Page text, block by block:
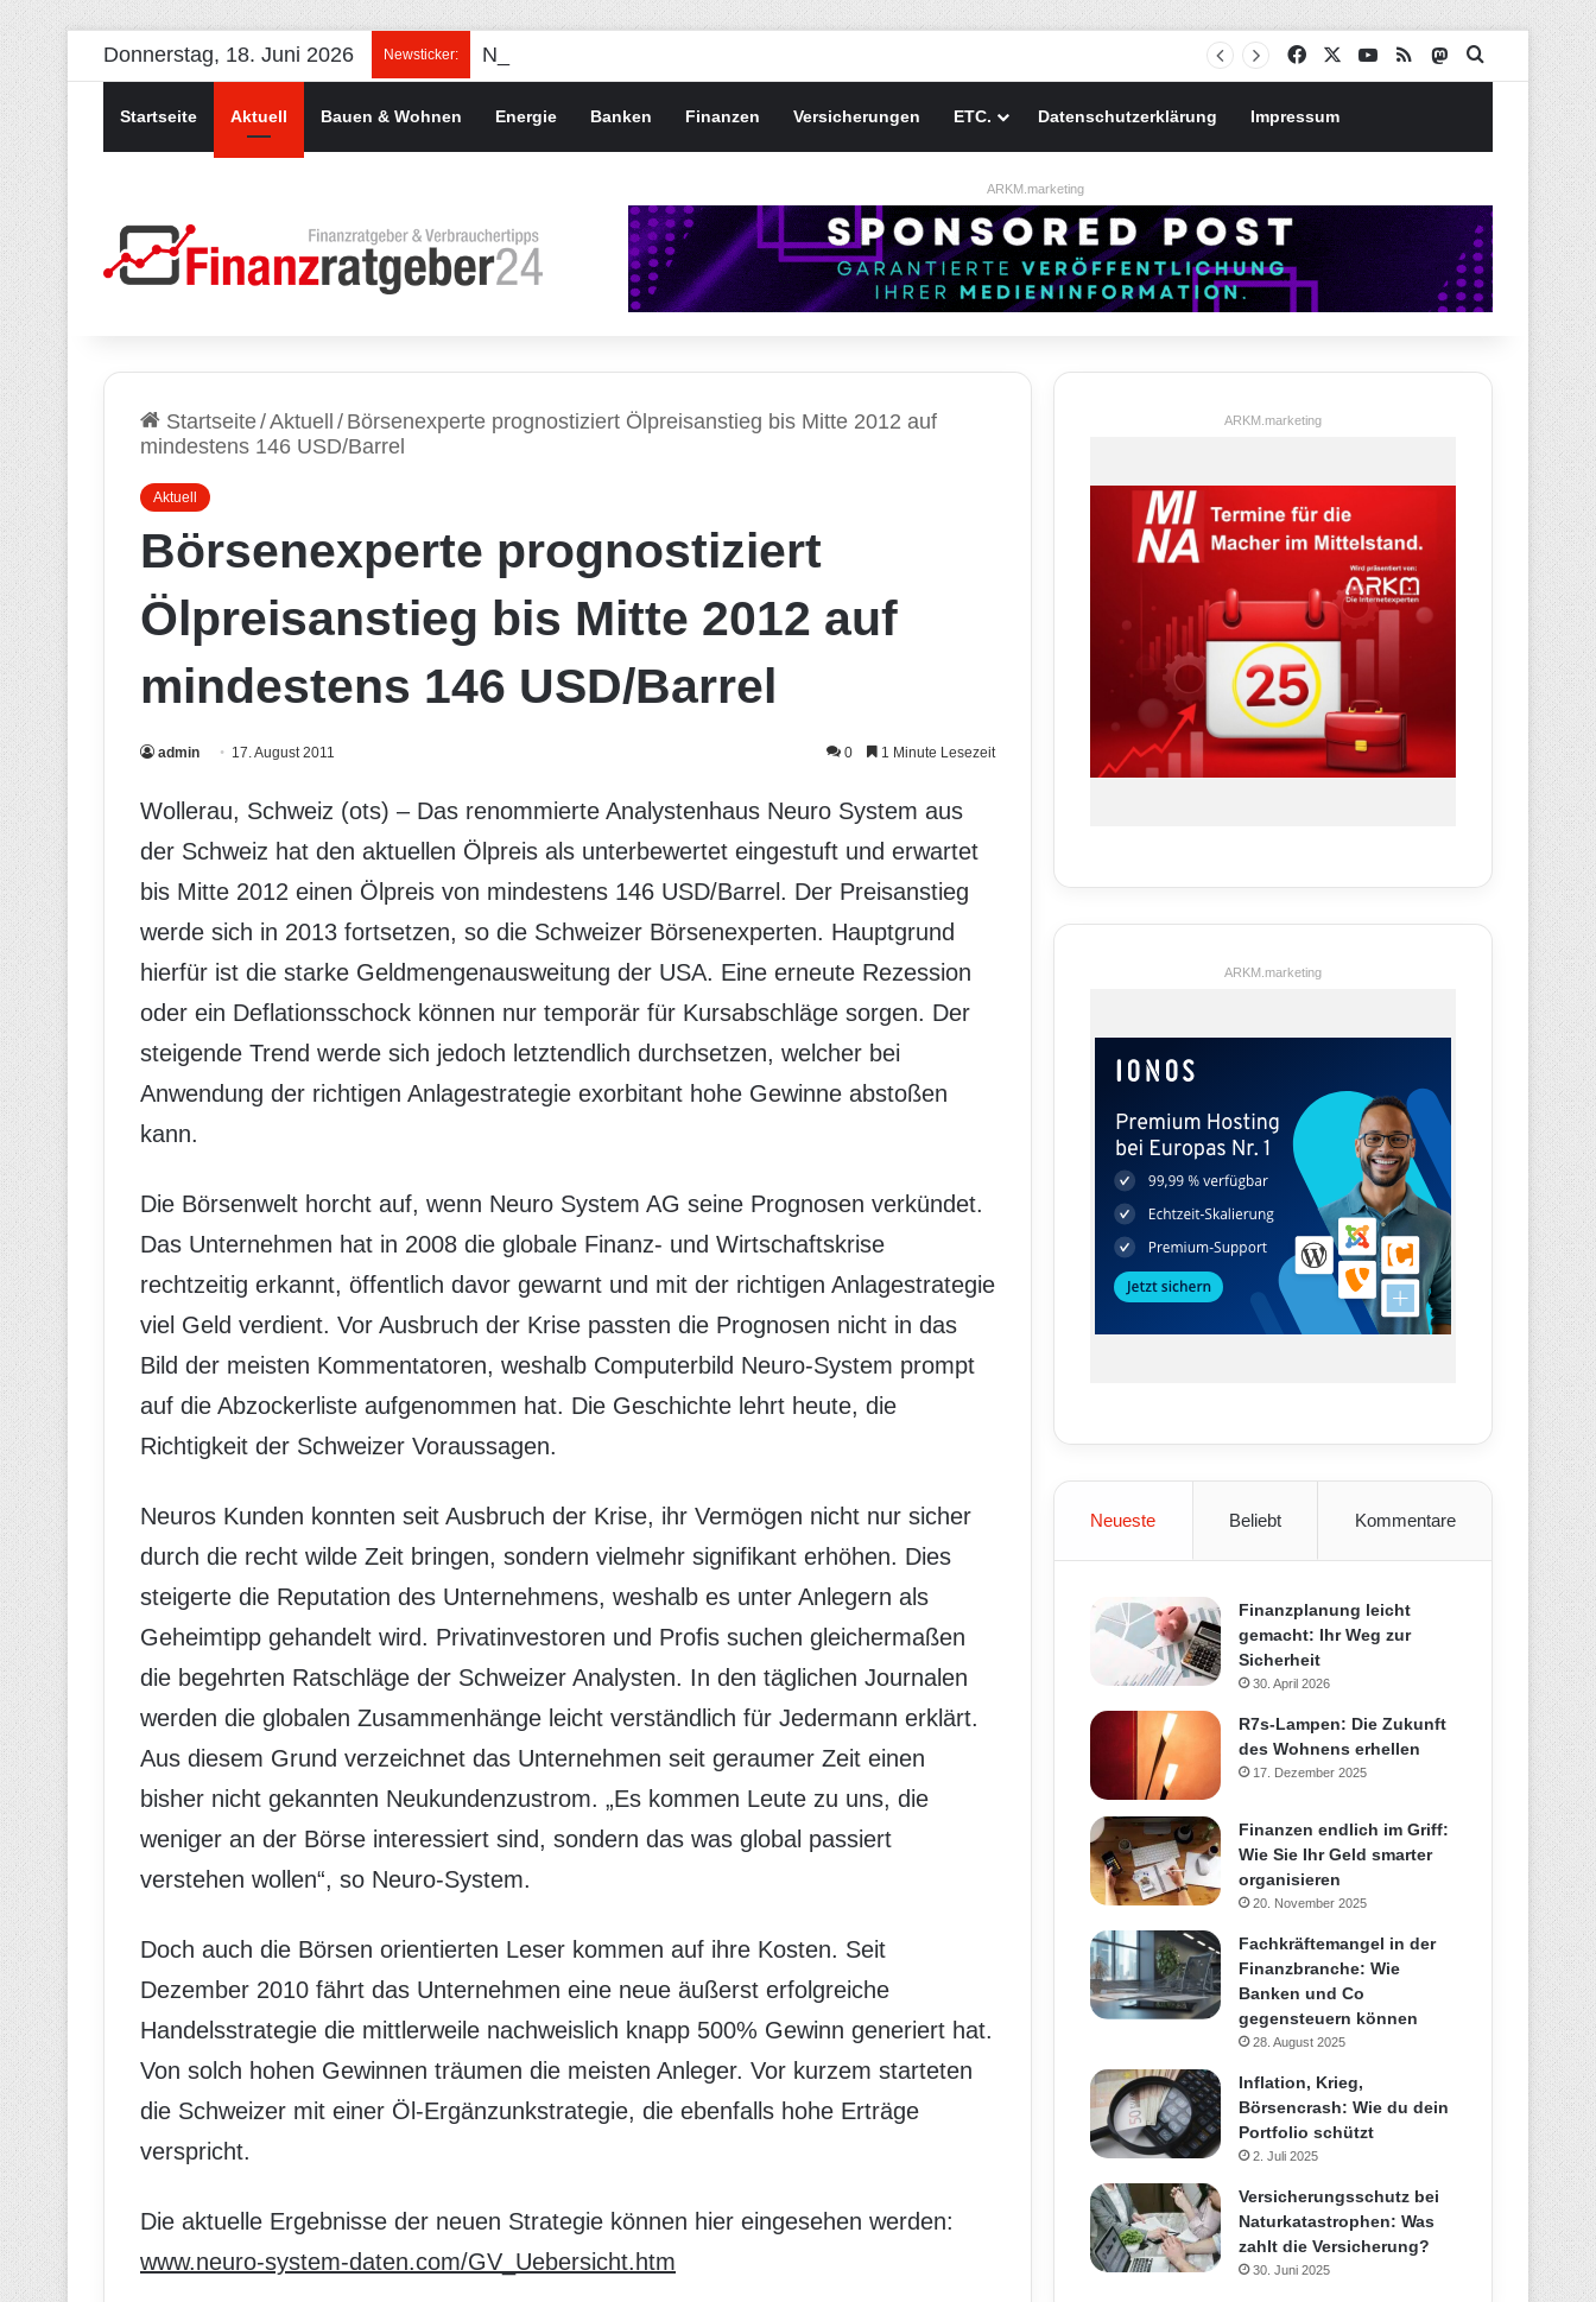
Donnerstag, 18. Juni 2026 Newsticker: Facebook YouTube
RSS MastodonSuchen nach
Startseite Aktuell Bauen & Wohnen Energie Banken Finanzen Versicherungen ETC. Datenschutzerklärung Impressum
ARKM.marketing
Startseite/Aktuell / Börsenexperte prognostiziert Ölpreisanstieg bis Mitte 2012 auf
mindestens 146 USD/Barrel
Aktuell
Börsenexperte prognostiziert
Ölpreisanstieg bis Mitte 2012 auf
mindestens 146 USD/Barrel
admin 17. August 2011 0 1 Minute Lesezeit
Wollerau, Schweiz (ots) – Das renommierte Analystenhaus Neuro System aus
der Schweiz hat den aktuellen Ölpreis als unterbewertet eingestuft und erwartet
bis Mitte 2012 einen Ölpreis von mindestens 146 USD/Barrel. Der Preisanstieg
werde sich in 2013 fortsetzen, so die Schweizer Börsenexperten. Hauptgrund
hierfür ist die starke Geldmengenausweitung der USA. Eine erneute Rezession
oder ein Deflationsschock können nur temporär für Kursabschläge sorgen. Der
steigende Trend werde sich jedoch letztendlich durchsetzen, welcher bei
Anwendung der richtigen Anlagestrategie exorbitant hohe Gewinne abstoßen
kann.
Die Börsenwelt horcht auf, wenn Neuro System AG seine Prognosen verkündet.
Das Unternehmen hat in 2008 die globale Finanz- und Wirtschaftskrise
rechtzeitig erkannt, öffentlich davor gewarnt und mit der richtigen Anlagestrategie
viel Geld verdient. Vor Ausbruch der Krise passten die Prognosen nicht in das
Bild der meisten Kommentatoren, weshalb Computerbild Neuro-System prompt
auf die Abzockerliste aufgenommen hat. Die Geschichte lehrt heute, die
Richtigkeit der Schweizer Voraussagen.
Neuros Kunden konnten seit Ausbruch der Krise, ihr Vermögen nicht nur sicher
durch die recht wilde Zeit bringen, sondern vielmehr signifikant erhöhen. Dies
steigerte die Reputation des Unternehmens, weshalb es unter Anlegern als
Geheimtipp gehandelt wird. Privatinvestoren und Profis suchen gleichermaßen
die begehrten Ratschläge der Schweizer Analysten. In den täglichen Journalen
werden die globalen Zusammenhänge leicht verständlich für Jedermann erklärt.
Aus diesem Grund verzeichnet das Unternehmen seit geraumer Zeit einen
bisher nicht gekannten Neukundenzustrom. „Es kommen Leute zu uns, die
weniger an der Börse interessiert sind, sondern das was global passiert
verstehen wollen“, so Neuro-System.
Doch auch die Börsen orientierten Leser kommen auf ihre Kosten. Seit
Dezember 2010 fährt das Unternehmen eine neue äußerst erfolgreiche
Handelsstrategie die mittlerweile nachweislich knapp 500% Gewinn generiert hat.
Von solch hohen Gewinnen träumen die meisten Anleger. Vor kurzem starteten
die Schweizer mit einer Öl-Ergänzunkstrategie, die ebenfalls hohe Erträge
verspricht.
Die aktuelle Ergebnisse der neuen Strategie können hier eingesehen werden:
www.neuro-system-daten.com/GV_Uebersicht.htm
ARKM.marketing
ARKM.marketing
Neueste Beliebt Kommentare
Finanzplanung leicht
gemacht: Ihr Weg zur
Sicherheit
30. April 2026
R7s-Lampen: Die Zukunft
des Wohnens erhellen
17. Dezember 2025
Finanzen endlich im Griff:
Wie Sie Ihr Geld smarter
organisieren
20. November 2025
Fachkräftemangel in der
Finanzbranche: Wie
Banken und Co
gegensteuern können
28. August 2025
Inflation, Krieg,
Börsencrash: Wie du dein
Portfolio schützt
2. Juli 2025
Versicherungsschutz bei
Naturkatastrophen: Was
zahlt die Versicherung?
30. Juni 2025